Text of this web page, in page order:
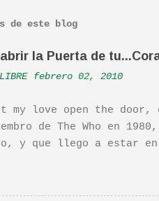
de este blog
la Puerta de
febrero 02, 2010
my love open the door,
de The Who en
y que llego a estar
actuación de Pete.
Life". Recomendada